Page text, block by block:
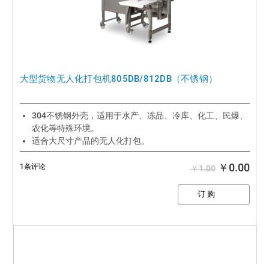
大型货物无人化打包机805DB/812DB（不锈钢）
304不锈钢外壳，适用于水产、冻品、冷库、化工、民爆、
农化等特殊环境。
适合大尺寸产品的无人化打包。
打包速度低至1.3秒，效率提升1倍 。
打包带使用范围更轻，更窄，节省包材成本40%以上。
￥1.00￥0.00
1条评论